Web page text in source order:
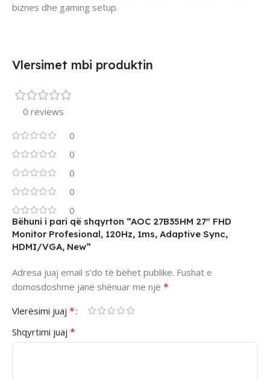
biznes dhe gaming setup.
Vlersimet mbi produktin
0 reviews
0
0
0
0
0
Bëhuni i pari që shqyrton “AOC 27B35HM 27″ FHD
Monitor Profesional, 120Hz, 1ms, Adaptive Sync,
HDMI/VGA, New”
Adresa juaj email s’do të bëhet publike. Fushat e
domosdoshme janë shënuar me një *
Vlerësimi juaj *
Shqyrtimi juaj *